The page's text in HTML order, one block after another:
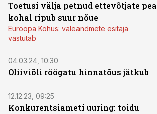
Toetusi välja petnud ettevõtjate pea
kohal ripub suur nõue
Euroopa Kohus: valeandmete esitaja
vastutab
04.03.24, 10:30
Oliiviõli röögatu hinnatõus jätkub
12.12.23, 09:25
Konkurentsiameti uuring: toidu